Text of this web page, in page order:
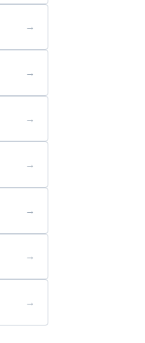
→
→
→
→
→
→
→